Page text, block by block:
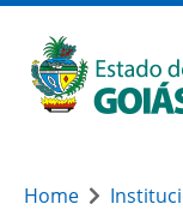
Home